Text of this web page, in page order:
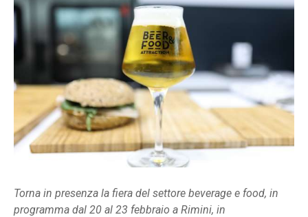
Torna in presenza la fiera del settore beverage e food, in
programma dal 20 al 23 febbraio a Rimini, in